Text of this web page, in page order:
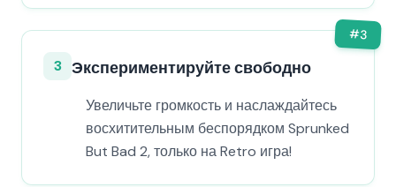
#3
3 Экспериментируйте свободно
Увеличьте громкость и наслаждайтесь
восхитительным беспорядком Sprunked
But Bad 2, только на Retro игра!